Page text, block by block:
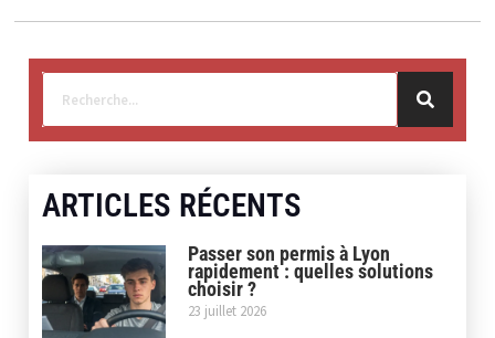
ARTICLES RÉCENTS
Passer son permis à Lyon
rapidement : quelles solutions
choisir ?
23 juillet 2026